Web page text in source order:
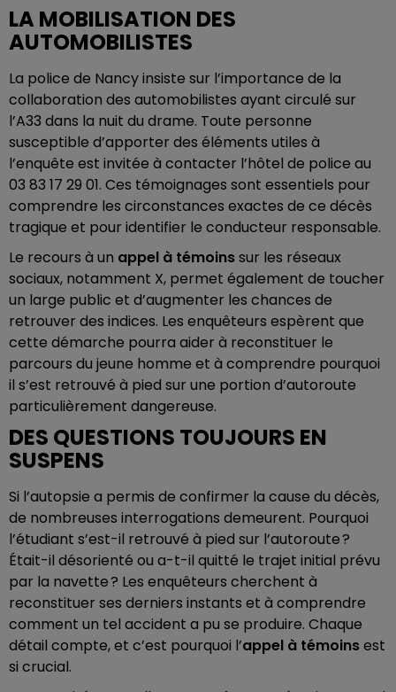
LA MOBILISATION DES
AUTOMOBILISTES
La police de Nancy insiste sur l’importance de la
collaboration des automobilistes ayant circulé sur
l’A33 dans la nuit du drame. Toute personne
susceptible d’apporter des éléments utiles à
l’enquête est invitée à contacter l’hôtel de police au
03 83 17 29 01. Ces témoignages sont essentiels pour
comprendre les circonstances exactes de ce décès
tragique et pour identifier le conducteur responsable.
Le recours à un appel à témoinssur les réseaux
sociaux, notamment X, permet également de toucher
un large public et d’augmenter les chances de
retrouver des indices. Les enquêteurs espèrent que
cette démarche pourra aider à reconstituer le
parcours du jeune homme et à comprendre pourquoi
il s’est retrouvé à pied sur une portion d’autoroute
particulièrement dangereuse.
DES QUESTIONS TOUJOURS EN
SUSPENS
Si l’autopsie a permis de confirmer la cause du décès,
de nombreuses interrogations demeurent. Pourquoi
l’étudiant s’est-il retrouvé à pied sur l’autoroute ?
Était-il désorienté ou a-t-il quitté le trajet initial prévu
par la navette ? Les enquêteurs cherchent à
reconstituer ses derniers instants et à comprendre
comment un tel accident a pu se produire. Chaque
détail compte, et c’est pourquoi l’appel à témoinsest
si crucial.